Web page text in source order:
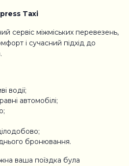
Taxi
сервіс міжміських перевезень,
і сучасний підхід до
водії;
автомобілі;
бронювання.
ваша поїздка була